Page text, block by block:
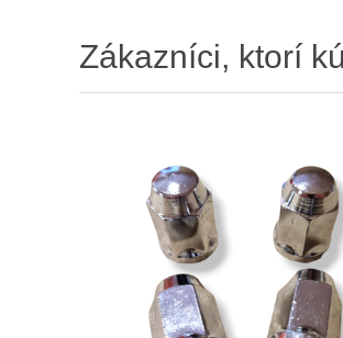
Zákazníci, ktorí